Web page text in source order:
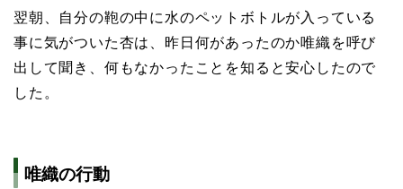
翌朝、自分の鞄の中に水のペットボトルが入っている
事に気がついた杏は、昨日何があったのか唯織を呼び
出して聞き、何もなかったことを知ると安心したので
した。
唯織の行動